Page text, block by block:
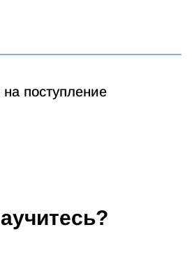
поступление